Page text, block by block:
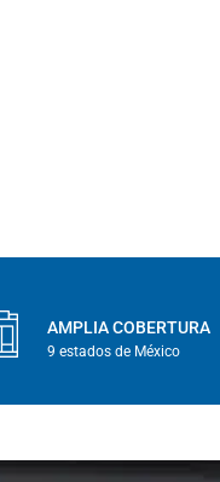
AMPLIA COBERTURA
9 estados de México